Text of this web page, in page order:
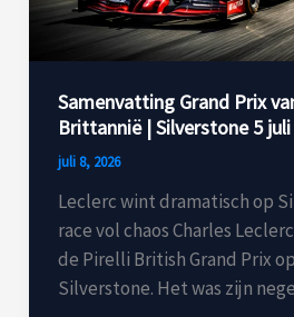
Samenvatting Grand Prix
Brittannië | Silverstone 5 juli
juli 8, 2026
Leclerc wint dramatisch op
race vol chaos Charles
de Pirelli British Grand Prix
Silverstone. Het was zijn
Silverstone
5
2026